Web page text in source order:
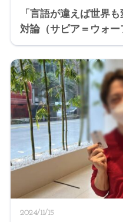
「言語が違えば世界
対論（サピア＝ウォ
2024/11/15